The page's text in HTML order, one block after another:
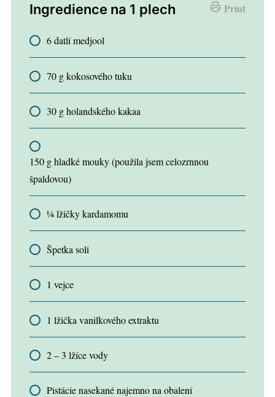
Print
Ingredience na 1 plech
6 datlí medjool
70 g kokosového tuku
30 g holandského kakaa
150 g hladké mouky (použila jsem celozrnnou
špaldovou)
¼ lžičky kardamomu
Špetka soli
1 vejce
1 lžička vanilkového extraktu
2 – 3 lžíce vody
Pistácie nasekané najemno na obalení